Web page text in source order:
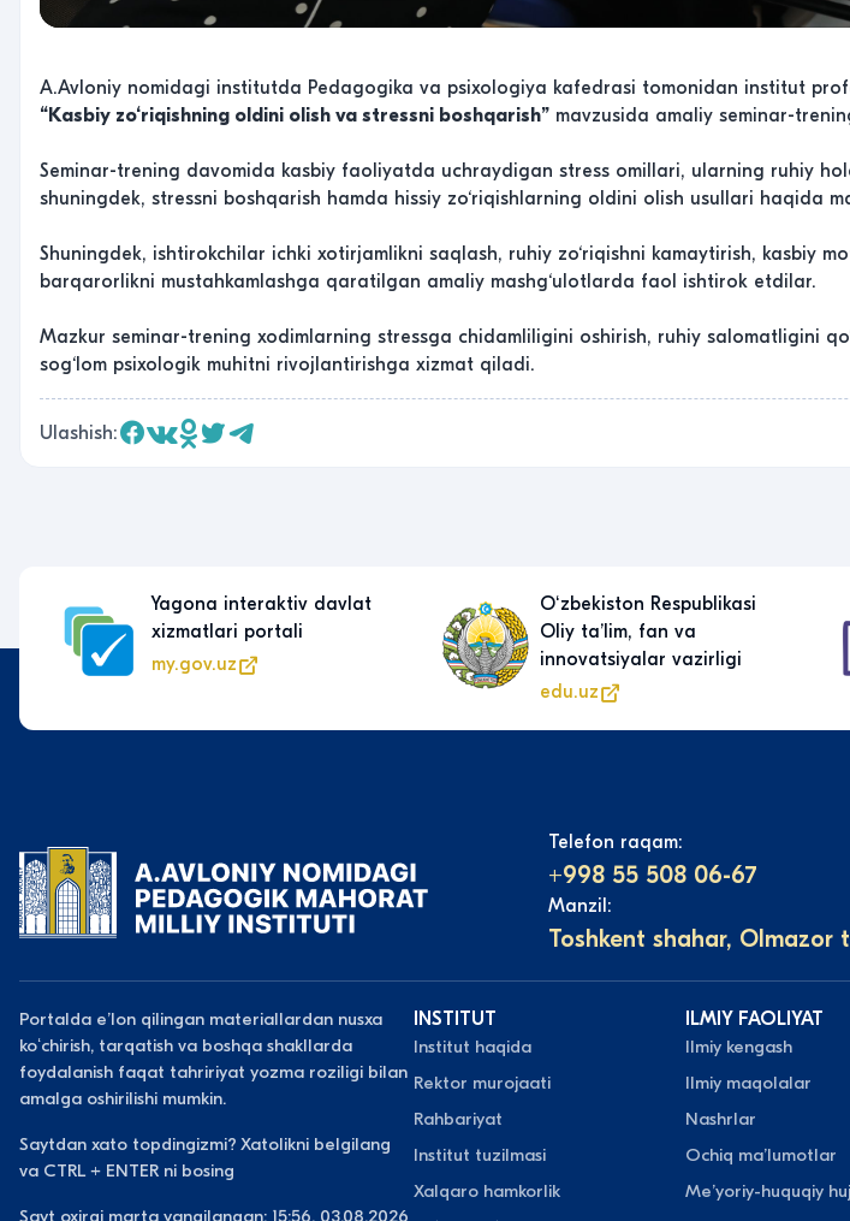
A.Avloniy nomidagi institutda Pedagogika va psixologiya kafedrasi tomonidan institut
“Kasbiy zo‘riqishning oldini olish va stressni boshqarish” mavzusida amaliy seminar-
Seminar-trening davomida kasbiy faoliyatda uchraydigan stress omillari, ularning ruhiy
shuningdek, stressni boshqarish hamda hissiy zo‘riqishlarning oldini olish usullari haqida
Shuningdek, ishtirokchilar ichki xotirjamlikni saqlash, ruhiy zo‘riqishni kamaytirish, kasbiy
barqarorlikni mustahkamlashga qaratilgan amaliy mashg‘ulotlarda faol ishtirok etdilar.
Mazkur seminar-trening xodimlarning stressga chidamliligini oshirish, ruhiy salomatligini
sog‘lom psixologik muhitni rivojlantirishga xizmat qiladi.
Ulashish:
Yagona interaktiv davlat
xizmatlari portali
my.gov.uz
Oʻzbekiston Respublikasi
Oliy taʼlim, fan va
innovatsiyalar vazirligi
edu.uz
Telefon raqam:
+998 55 508 06-67
Manzil:
Toshkent shahar, Olmazor
Portalda eʼlon qilingan materiallardan nusxa
koʻchirish, tarqatish va boshqa shakllarda
foydalanish faqat tahririyat yozma roziligi bilan
amalga oshirilishi mumkin.
Saytdan xato topdingizmi? Xatolikni belgilang
va CTRL + ENTER ni bosing
Sayt oxirgi marta yangilangan: 15:56, 03.08.2026
INSTITUT
Institut haqida
Rektor murojaati
Rahbariyat
Institut tuzilmasi
Xalqaro hamkorlik
ILMIY FAOLIYAT
Ilmiy kengash
Ilmiy maqolalar
Nashrlar
Ochiq maʼlumotlar
Meʼyoriy-huquqiy